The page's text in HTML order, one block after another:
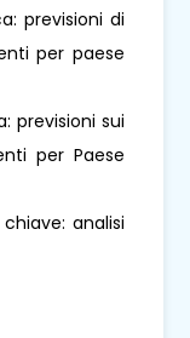
previsioni di
per paese
previsioni sui
per Paese
analisi